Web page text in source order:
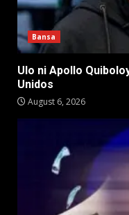
Bansa
Ulo ni Apollo
Unidos
August 6, 2026